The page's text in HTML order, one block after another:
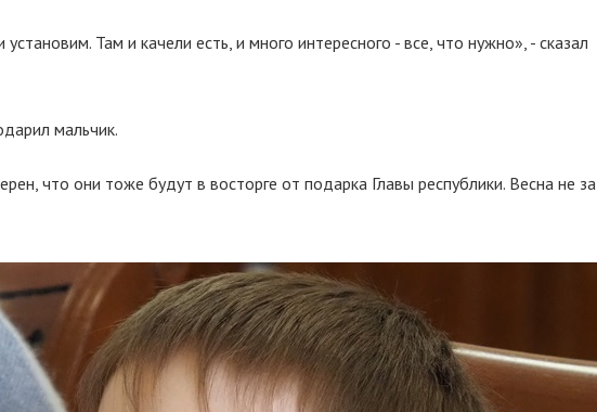
Там и качели есть, и много интересного - все, что нужно», - сказал
мальчик.
что они тоже будут в восторге от подарка Главы республики. Весна не за